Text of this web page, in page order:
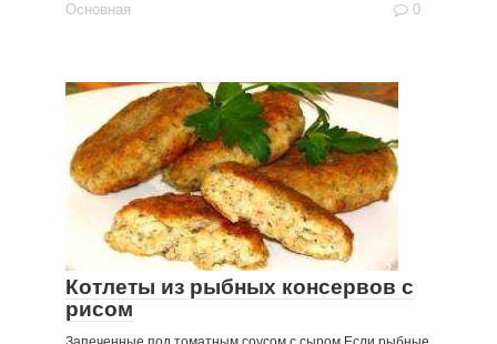
Основная 0
Котлеты из рыбных консервов с
рисом